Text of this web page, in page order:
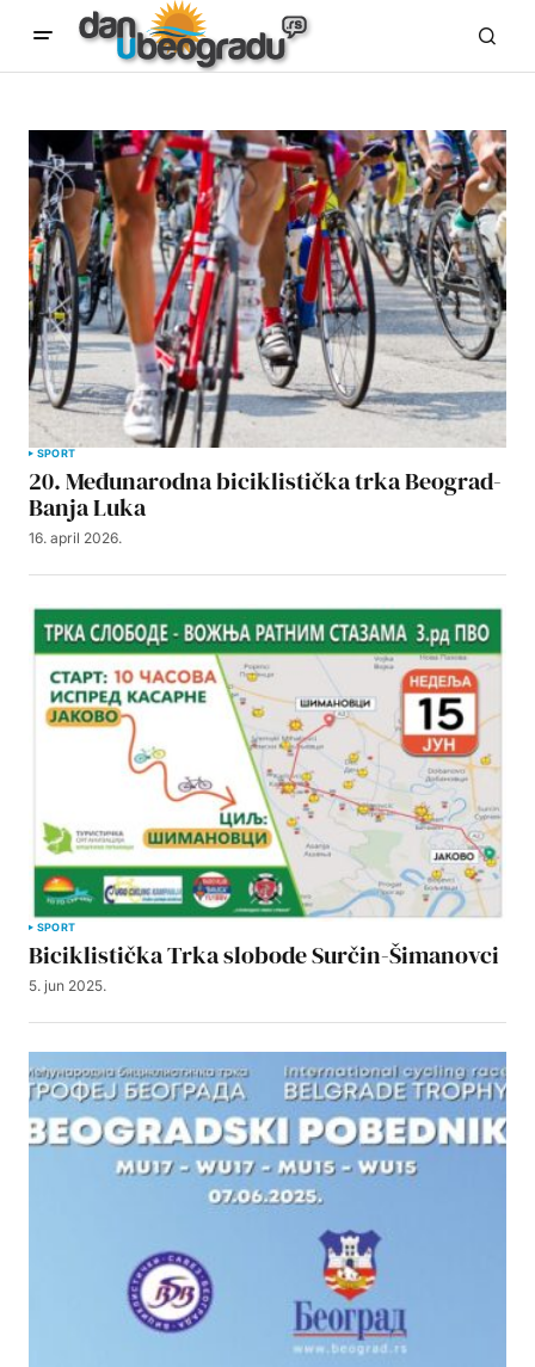
SPORT
20. Međunarodna biciklistička trka Beograd-
Banja Luka
16. april 2026.
SPORT
Biciklistička Trka slobode Surčin-Šimanovci
5. jun 2025.